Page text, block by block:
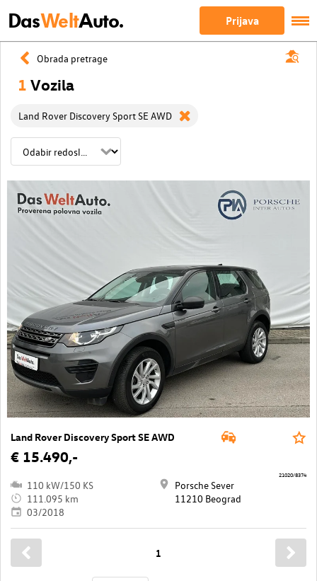
DasWeltAuto. Prijava
Obrada pretrage
1 Vozila
Land Rover Discovery Sport SE AWD
Land Rover Discovery Sport SE AWD
€ 15.490,-
110 kW/150 KS
111.095 km
03/2018
Porsche Sever
11210 Beograd
21020/8374
1